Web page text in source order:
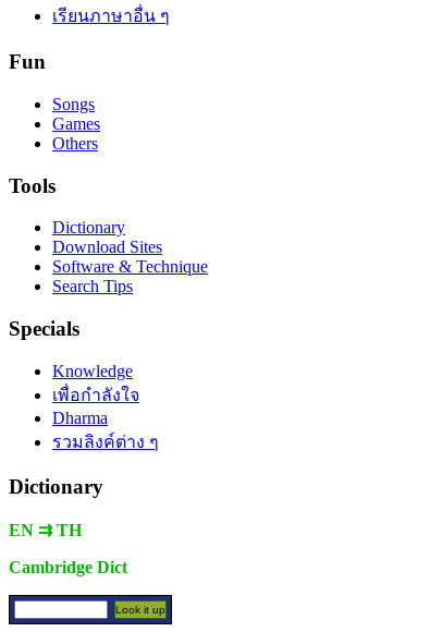
เรียนภาษาอื่น ๆ
Fun
Songs
Games
Others
Tools
Dictionary
Download Sites
Software & Technique
Search Tips
Specials
Knowledge
เพื่อกำลังใจ
Dharma
รวมลิงค์ต่าง ๆ
Dictionary
EN ⇉ TH
Cambridge Dict